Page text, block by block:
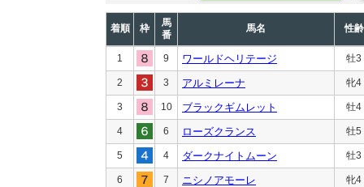
着順 枠
馬
番
馬名 性齢
1 9 ワールドヘリテージ 牡3
2 3 アルミレーナ 牝4
3 10 ブラックギムレット 牡4
4 6 ローズクランス 牡5
5 4 ダークナイトムーン 牡3
6 7 ニシノアモーレ 牝4